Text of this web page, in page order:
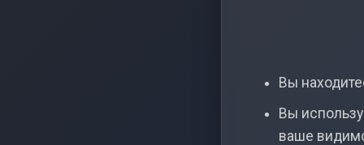
Вы
Вы
ваше